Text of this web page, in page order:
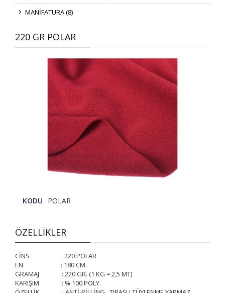
MANİFATURA (8)
220 GR POLAR
KODU POLAR
ÖZELLİKLER
CİNS : 220 POLAR
EN : 180 CM.
GRAMAJ : 220 GR. (1 KG = 2,5 MT)
KARIŞIM : % 100 POLY.